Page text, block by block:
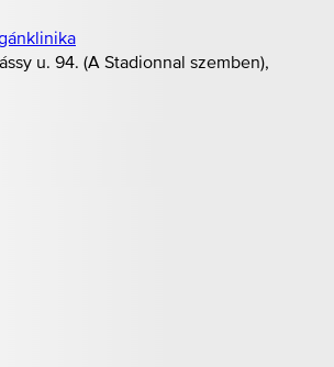
u. 94. (A Stadionnal szemben),